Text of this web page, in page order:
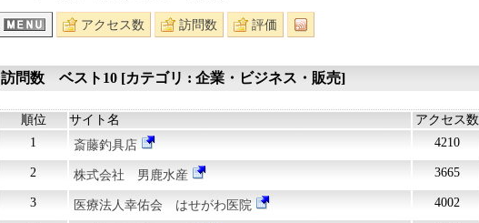
アクセス数 訪問数 評価
訪問数 ベスト10 [カテゴリ : 企業・ビジネス・販売]
順位 サイト名 アクセス数
1
斎藤釣具店 4210
2 株式会社 男鹿水産 3665
3 医療法人幸佑会 はせがわ医院 4002